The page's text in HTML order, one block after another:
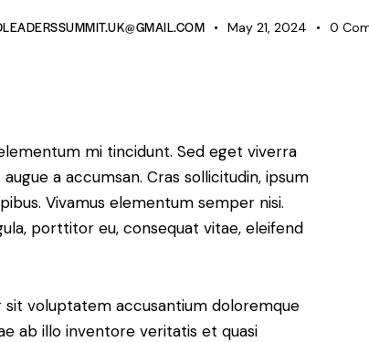
May 21, 2024 0
mi tincidunt. Sed eget viverra
a accumsan. Cras sollicitudin, ipsum
Vivamus elementum semper nisi.
porttitor eu, consequat vitae, eleifend
voluptatem accusantium doloremque
ab illo inventore veritatis et quasi